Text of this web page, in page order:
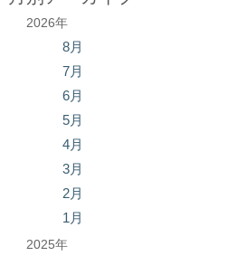
2026年
8月
7月
6月
5月
4月
3月
2月
1月
2025年